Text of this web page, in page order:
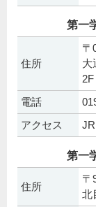
第一
住所
〒
大
2F
電話
アクセス
第一
住所
〒
北